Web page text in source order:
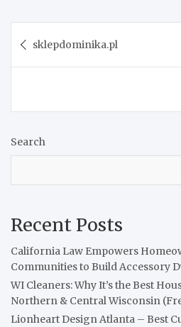
navigation
sklepdominika.pl
Search
Recent Posts
California Law Empowers
Communities to Build Accessory
WI Cleaners: Why It’s the Best
Northern & Central Wisconsin
Lionheart Design Atlanta – Best